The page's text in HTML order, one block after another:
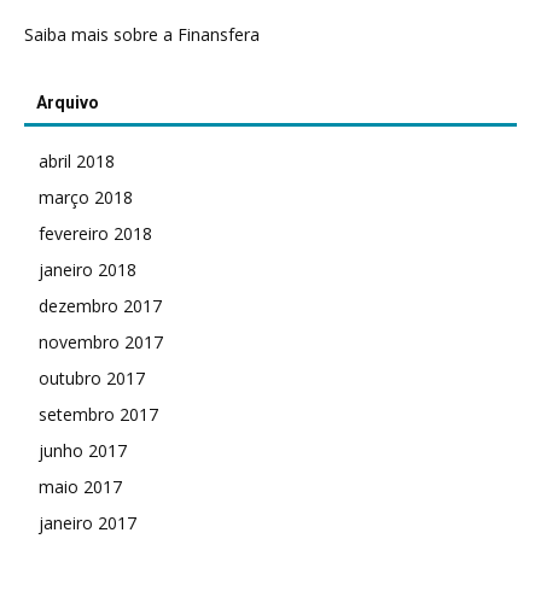
Saiba mais sobre a Finansfera
Arquivo
abril 2018
março 2018
fevereiro 2018
janeiro 2018
dezembro 2017
novembro 2017
outubro 2017
setembro 2017
junho 2017
maio 2017
janeiro 2017